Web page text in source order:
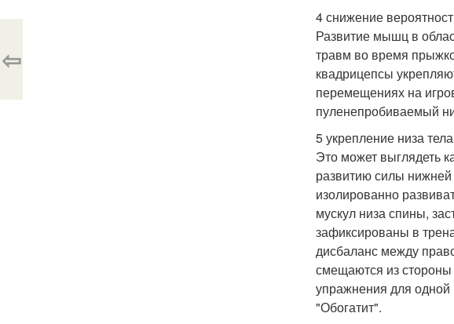
4 снижение
Развитие мышц в
травм во время
квадрицепсы
перемещениях на
пуленепробиваемый
5 укрепление низа
Это может выглядеть
развитию силы нижней
изолированно
мускул низа спины,
зафиксированы в
дисбаланс между
смещаются из стороны
упражнения для
"Обогатит".
⇦